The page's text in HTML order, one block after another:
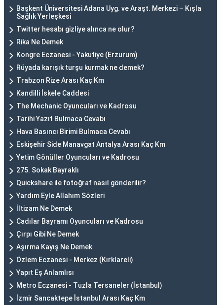
Başkent Üniversitesi Adana Uyg. ve Araşt. Merkezi – Kışla
Sağlık Yerleşkesi
Twitter hesabı gizliye alınca ne olur?
Rika Ne Demek
Kongre Eczanesi - Yakutiye (Erzurum)
Rüyada karışık turşu kurmak ne demek?
Trabzon Rize Arası Kaç Km
Kandilli İskele Caddesi
The Mechanic Oyuncuları ve Kadrosu
Tarihi Yazıt Bulmaca Cevabı
Hava Basıncı Birimi Bulmaca Cevabı
Eskişehir Side Manavgat Antalya Arası Kaç Km
Yetim Gönüller Oyuncuları ve Kadrosu
275. Sokak Bayraklı
Quickshare ile fotoğraf nasıl gönderilir?
Yardım Eyle Allahım Sözleri
İltizam Ne Demek
Cadılar Bayramı Oyuncuları ve Kadrosu
Çırpı Gibi Ne Demek
Aşırma Kayış Ne Demek
Özlem Eczanesi - Merkez (Kırklareli)
Yapıt Eş Anlamlısı
Metro Eczanesi - Tuzla Tersaneler (İstanbul)
İzmir Sancaktepe İstanbul Arası Kaç Km